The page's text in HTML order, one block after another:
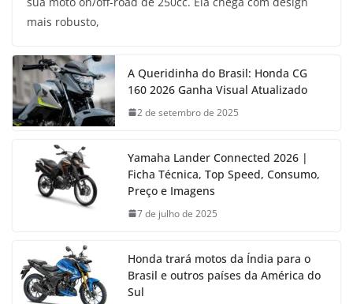
mais robusto,
A Queridinha do Brasil: Honda CG
160 2026 Ganha Visual Atualizado
2 de setembro de 2025
Yamaha Lander Connected 2026 |
Ficha Técnica, Top Speed, Consumo,
Preço e Imagens
7 de julho de 2025
Honda trará motos da Índia para o
Brasil e outros países da América do
Sul